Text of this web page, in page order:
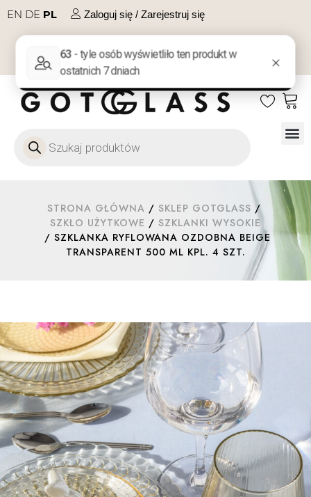
EN DE PL Zaloguj się / Zarejestruj się
NA PREZENT KONTAKT
STRONA GŁÓWNA / SKLEP GOTGLASS /
SZKŁO UŻYTKOWE / SZKLANKI WYSOKIE
/ SZKLANKA RYFLOWANA OZDOBNA BEIGE
TRANSPARENT 500 ML KPL. 4 SZT.